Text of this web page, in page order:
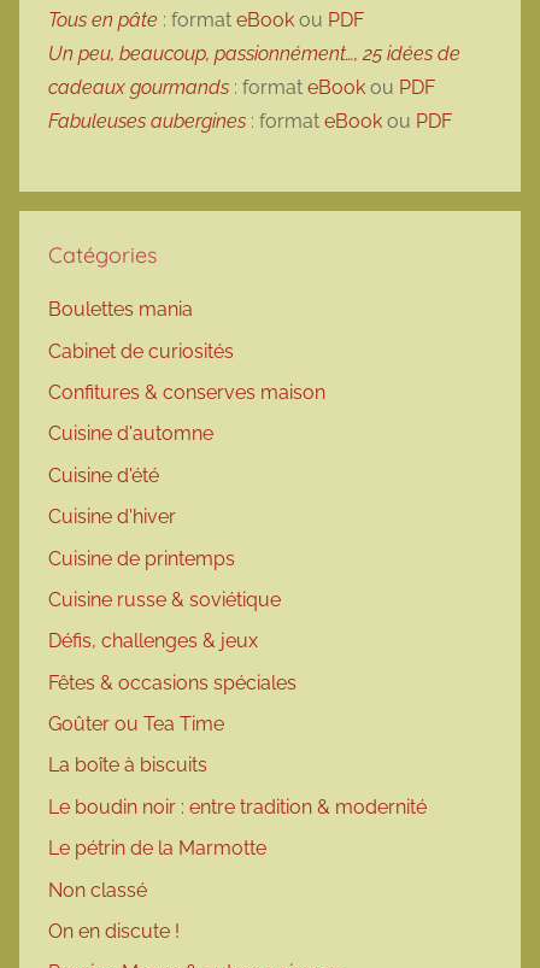
Tous en pâte : format eBook ou PDF
Un peu, beaucoup, passionnément…, 25 idées de
cadeaux gourmands : format eBook ou PDF
Fabuleuses aubergines : format eBook ou PDF
Catégories
Boulettes mania
Cabinet de curiosités
Confitures & conserves maison
Cuisine d'automne
Cuisine d'été
Cuisine d'hiver
Cuisine de printemps
Cuisine russe & soviétique
Défis, challenges & jeux
Fêtes & occasions spéciales
Goûter ou Tea Time
La boîte à biscuits
Le boudin noir : entre tradition & modernité
Le pétrin de la Marmotte
Non classé
On en discute !